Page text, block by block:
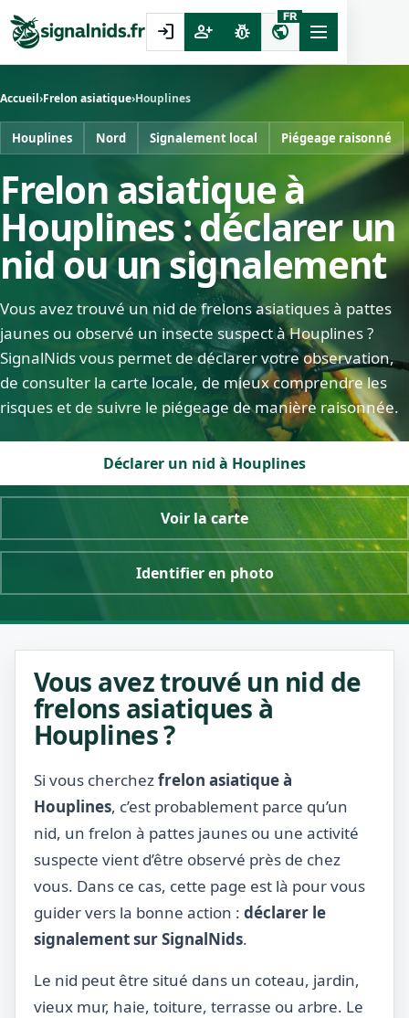
login person_add pest_control public
FR
Accueil›Frelon asiatique›Houplines
Houplines Nord Signalement local Piégeage raisonné
Frelon asiatique à
Houplines : déclarer un
nid ou un signalement
Vous avez trouvé un nid de frelons asiatiques à pattes
jaunes ou observé un insecte suspect à Houplines ?
SignalNids vous permet de déclarer votre observation,
de consulter la carte locale, de mieux comprendre les
risques et de suivre le piégeage de manière raisonnée.
Déclarer un nid à Houplines
Voir la carte
Identifier en photo
Vous avez trouvé un nid de
frelons asiatiques à
Houplines ?
Si vous cherchezfrelon asiatique à
Houplines, c’est probablement parce qu’un
nid, un frelon à pattes jaunes ou une activité
suspecte vient d’être observé près de chez
vous. Dans ce cas, cette page est là pour vous
guider vers la bonne action : déclarer le
signalement sur SignalNids.
Le nid peut être situé dans un coteau, jardin,
vieux mur, haie, toiture, terrasse ou arbre. Le